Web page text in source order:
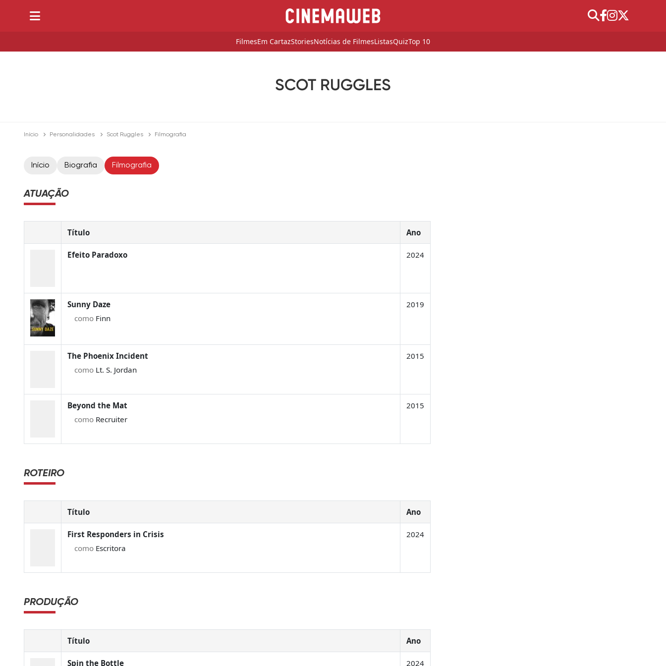
FilmesEm CartazStoriesNotícias de FilmesListasQuizTop 10
SCOT RUGGLES
Início Personalidades Scot Ruggles Filmografia
Início Biografia Filmografia
ATUAÇÃO
Título Ano
Efeito Paradoxo 2024
Sunny Daze
como Finn
2019
The Phoenix Incident
como Lt. S. Jordan
2015
Beyond the Mat
como Recruiter
2015
ROTEIRO
Título Ano
First Responders in Crisis
como Escritora
2024
PRODUÇÃO
Título Ano
Spin the Bottle 2024